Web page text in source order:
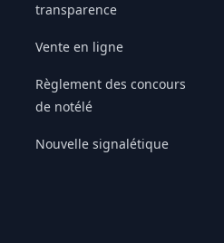
transparence
Vente en ligne
Règlement des concours
de notélé
Nouvelle signalétique